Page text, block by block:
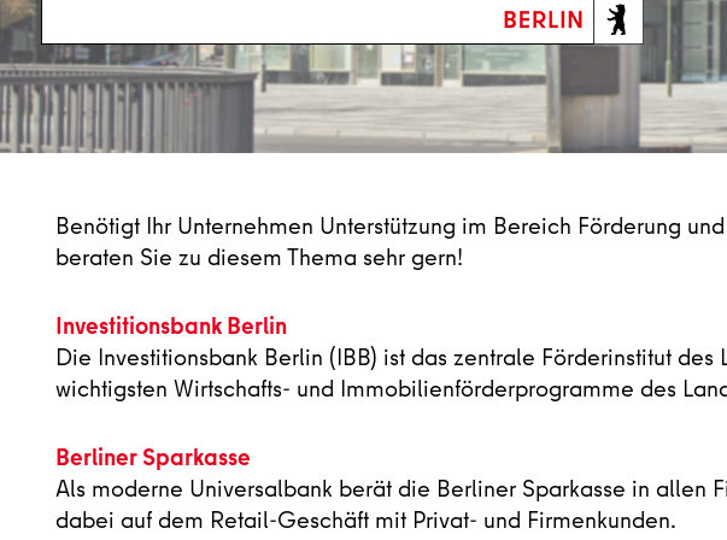
Benötigt Ihr Unternehmen Unterstützung im Bereich Förderung
beraten Sie zu diesem Thema sehr gern!
Investitionsbank Berlin
Die Investitionsbank Berlin (IBB) ist das zentrale Förderinstitut
wichtigsten Wirtschafts- und Immobilienförderprogramme des
Berliner Sparkasse
Als moderne Universalbank berät die Berliner Sparkasse in allen
dabei auf dem Retail-Geschäft mit Privat- und Firmenkunden.